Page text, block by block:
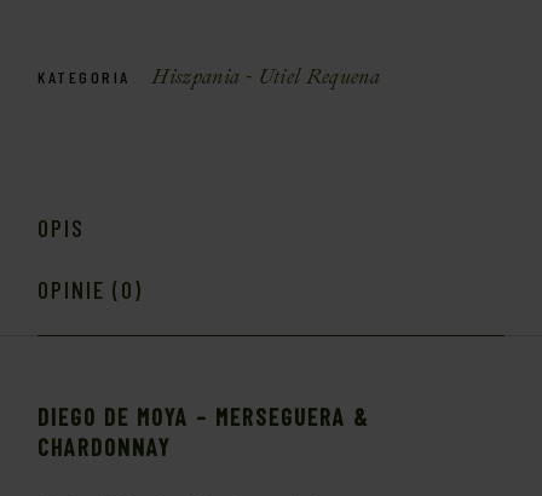
KATEGORIA Hiszpania - Utiel Requena
OPIS
OPINIE (0)
DIEGO DE MOYA – MERSEGUERA &
CHARDONNAY